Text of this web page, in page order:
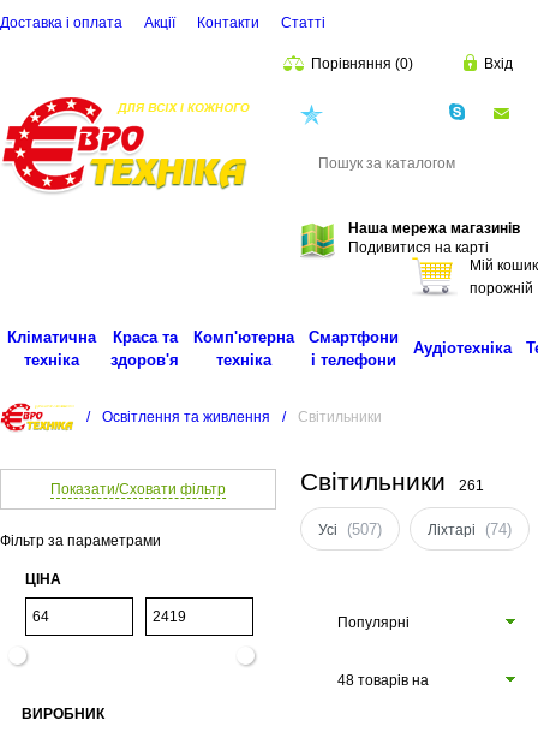
Доставка і оплата Акції Контакти Статті
Порівняння (0) Вхід
Наша мережа магазинів
Подивитися на карті
Мій кошик
порожній
Кліматична
техніка
Краса та
здоров'я
Комп'ютерна
техніка
Смартфони
і телефони
Аудіотехніка
/ Освітлення та живлення / Світильники
Показати/Сховати фільтр
Фільтр за параметрами
ЦІНА
ВИРОБНИК
Світильники 261
Усі (507) Ліхтарі (74)
Популярні
48 товарів на